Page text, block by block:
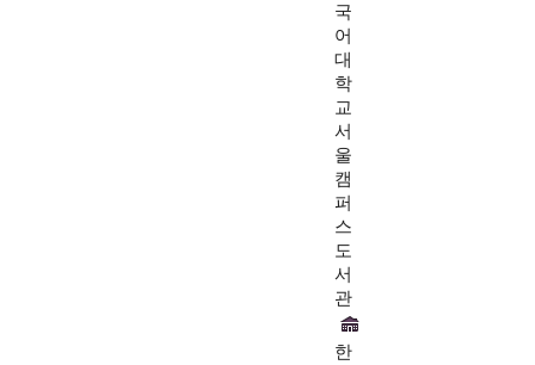
국
어
대
학
교
서
울
캠
퍼
스
도
서
관
한